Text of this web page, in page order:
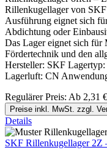
Rillenkugellager von
Ausführung eignet sich
Abdichtung oder
Das Lager eignet sich für
Fördertechnik und den
Hersteller: SKF
Lagerluft: CN
Regulärer Preis: Ab 2,31 €
Preise inkl. MwSt. zzgl.
Details
SKF Rillenkugellager 2Z